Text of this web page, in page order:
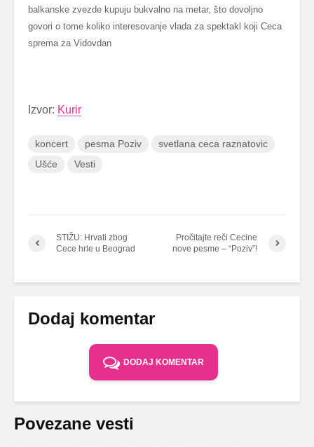
balkanske zvezde kupuju bukvalno na metar, što dovoljno
govori o tome koliko interesovanje vlada za spektakl koji Ceca
sprema za Vidovdan
Izvor: Kurir
koncert pesma Poziv
svetlana ceca raznatovic
Ušće
Vesti
STIŽU: Hrvati zbog
Cece hrle u Beograd
Pročitajte reči Cecine
nove pesme – “Poziv”!
Dodaj komentar
DODAJ KOMENTAR
Povezane vesti